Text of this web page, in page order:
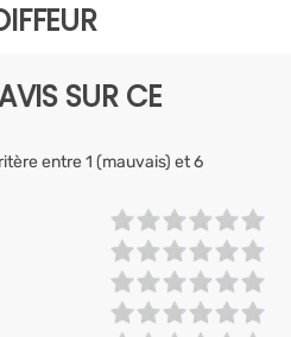
SUR CE
entre 1 (mauvais) et 6